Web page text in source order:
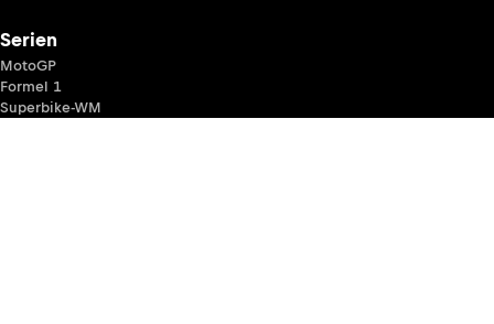
Serien
MotoGP
Formel 1
Superbike-WM